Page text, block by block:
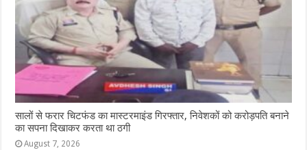
सालों से फरार चिटफंड का मास्टरमाइंड गिरफ्तार, निवेशकों को करोड़पति बनाने
का सपना दिखाकर करता था ठगी
August 7, 2026